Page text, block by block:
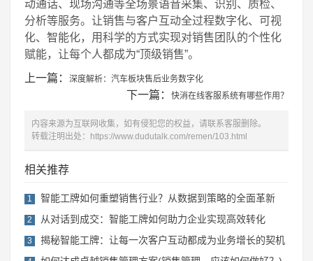
动通话、现场沟通等全场景语音采集、识别、质检、
分析等服务。让销售与客户互动全过程数字化、可视
化、智能化，用科学的方式实现对销售团队的个性化
赋能，让每个人都成为“顶级销售”。
上一篇：
深度解析：汽车板块售后业务数字化
下一篇： 快消在线客服系统有哪些作用？
内容来源为互联网收集，如有侵犯您的权益，请联系客服删除。
转载注明出处：
https://www.dudutalk.com/remen/103.html
相关推荐
1 智能工牌如何重塑销售行业？从数据到策略的全面革新
2 从对话到成交：智能工牌如何助力企业实现高效转化
3 揭秘智能工牌：让每一次客户互动都成为业务增长的契机